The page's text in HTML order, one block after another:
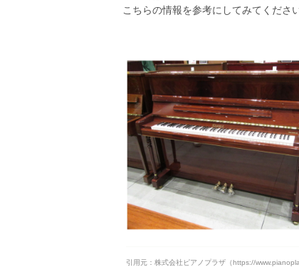
こちらの情報を参考にしてみてください
引用元：株式会社ピアノプラザ（https://